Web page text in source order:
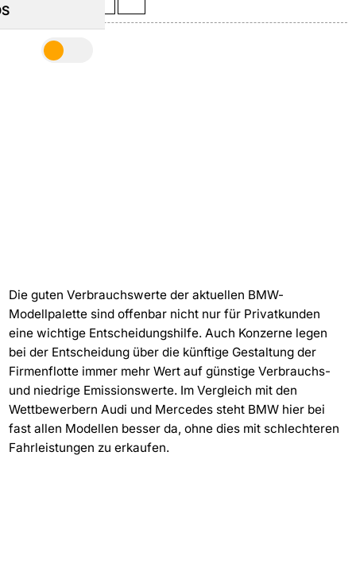
Die guten Verbrauchswerte der aktuellen BMW-
Modellpalette sind offenbar nicht nur für Privatkunden
eine wichtige Entscheidungshilfe. Auch Konzerne legen
bei der Entscheidung über die künftige Gestaltung der
Firmenflotte immer mehr Wert auf günstige Verbrauchs-
und niedrige Emissionswerte. Im Vergleich mit den
Wettbewerbern Audi und Mercedes steht BMW hier bei
fast allen Modellen besser da, ohne dies mit schlechteren
Fahrleistungen zu erkaufen.